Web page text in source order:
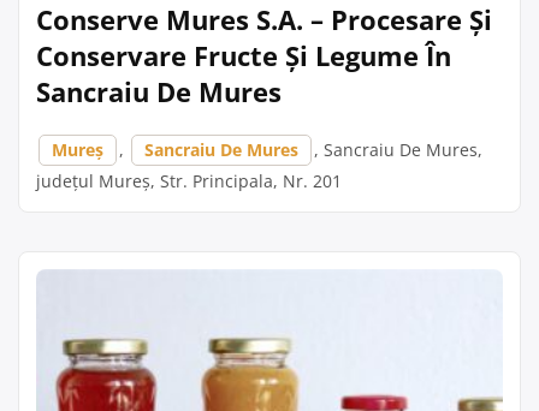
Conserve Mures S.A. – Procesare Și
Conservare Fructe Și Legume În
Sancraiu De Mures
Mureș , Sancraiu De Mures
, Sancraiu De Mures,
județul Mureș, Str. Principala, Nr. 201